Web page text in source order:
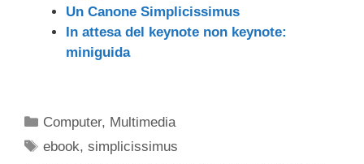
Un Canone Simplicissimus
In attesa del keynote non keynote:
miniguida
Categorie
Computer, Multimedia
Tag
ebook,simplicissimus